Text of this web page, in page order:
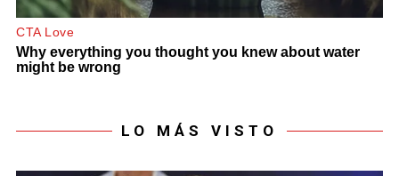
LO MÁS VISTO